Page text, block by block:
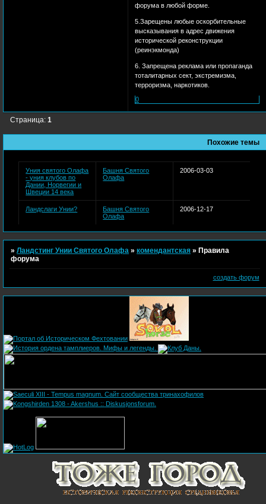
форума в любой форме.
5.Зарещены любые оскорбительные
высказывания в адрес движения
исторической реконструкции
(реинэкмонда)
6. Запрещена реклама или пропаганда
тоталитарных сект, экстремизма,
терроризма, наркотиков.
0
Страница:1
Похожие темы
Уния святого Олафа
- уния клубов по
Дании, Норвегии и
Швеции 14 века
Башня Святого
Олафа
2006-03-03
Ландслаги Унии?
Башня Святого
Олафа
2006-12-17
»Ландстинг Унии Святого Олафа »комендантская »Правила
форума
создать форум